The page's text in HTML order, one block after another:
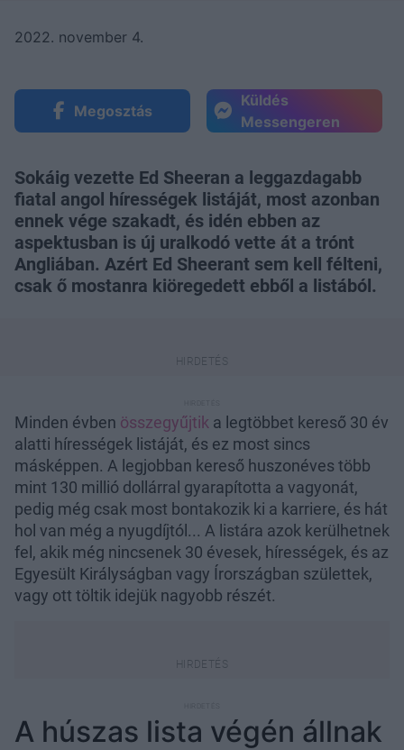
2022. november 4.
Megosztás
Küldés
Messengeren
Sokáig vezette Ed Sheeran a leggazdagabb
fiatal angol hírességek listáját, most azonban
ennek vége szakadt, és idén ebben az
aspektusban is új uralkodó vette át a trónt
Angliában. Azért Ed Sheerant sem kell félteni,
csak ő mostanra kiöregedett ebből a listából.
Minden évben összegyűjtik a legtöbbet kereső 30 év
alatti hírességek listáját, és ez most sincs
másképpen. A legjobban kereső huszonéves több
mint 130 millió dollárral gyarapította a vagyonát,
pedig még csak most bontakozik ki a karriere, és hát
hol van még a nyugdíjtól... A listára azok kerülhetnek
fel, akik még nincsenek 30 évesek, hírességek, és az
Egyesült Királyságban vagy Írországban születtek,
vagy ott töltik idejük nagyobb részét.
A húszas lista végén állnak